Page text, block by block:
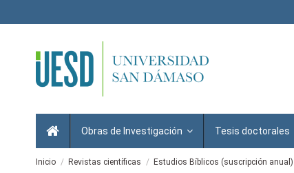
Obras de Investigación Tesis doctorales
Inicio Revistas científicas Estudios Bíblicos (suscripción anual)